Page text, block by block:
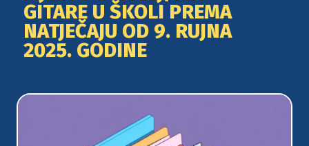
GITARE U ŠKOLI PREMA
NATJEČAJU OD 9. RUJNA
2025. GODINE